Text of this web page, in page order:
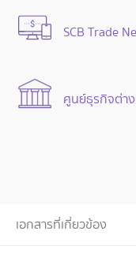
SCB Trade
ศูนย์ธุรกิจต่าง
เอกสารที่เกี่ยวข้อง